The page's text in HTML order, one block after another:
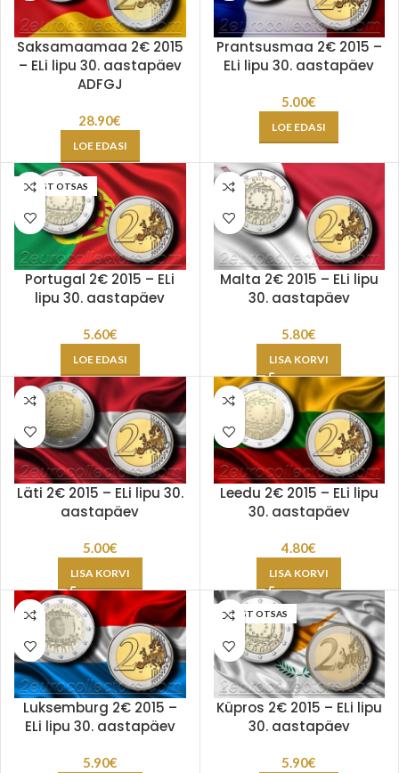
Saksamaamaa 2€ 2015
– ELi lipu 30. aastapäev
ADFGJ
28.90€
LOE EDASI
Prantsusmaa 2€ 2015 –
ELi lipu 30. aastapäev
5.00€
LOE EDASI
LAOST OTSAS
Portugal 2€ 2015 – ELi
lipu 30. aastapäev
5.60€
LOE EDASI
Malta 2€ 2015 – ELi lipu
30. aastapäev
5.80€
LISA KORVI
Läti 2€ 2015 – ELi lipu 30.
aastapäev
5.00€
LISA KORVI
Leedu 2€ 2015 – ELi lipu
30. aastapäev
4.80€
LISA KORVI
Luksemburg 2€ 2015 –
ELi lipu 30. aastapäev
5.90€
LAOST OTSAS
Küpros 2€ 2015 – ELi lipu
30. aastapäev
5.90€